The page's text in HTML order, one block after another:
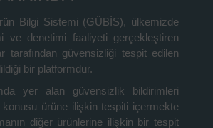
Bilgi Sistemi (GÜBİS), ülkemizde
ve denetimi faaliyeti gerçekleştiren
tarafından güvensizliği tespit edilen
bir platformdur.
yer alan güvensizlik bildirimleri
konusu ürüne ilişkin tespiti içermekte
diğer ürünlerine ilişkin bir tespit